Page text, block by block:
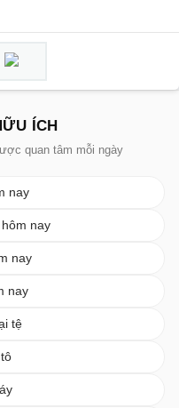
ÍCH
quan tâm mỗi ngày
nay
nay
nay
nay
tệ